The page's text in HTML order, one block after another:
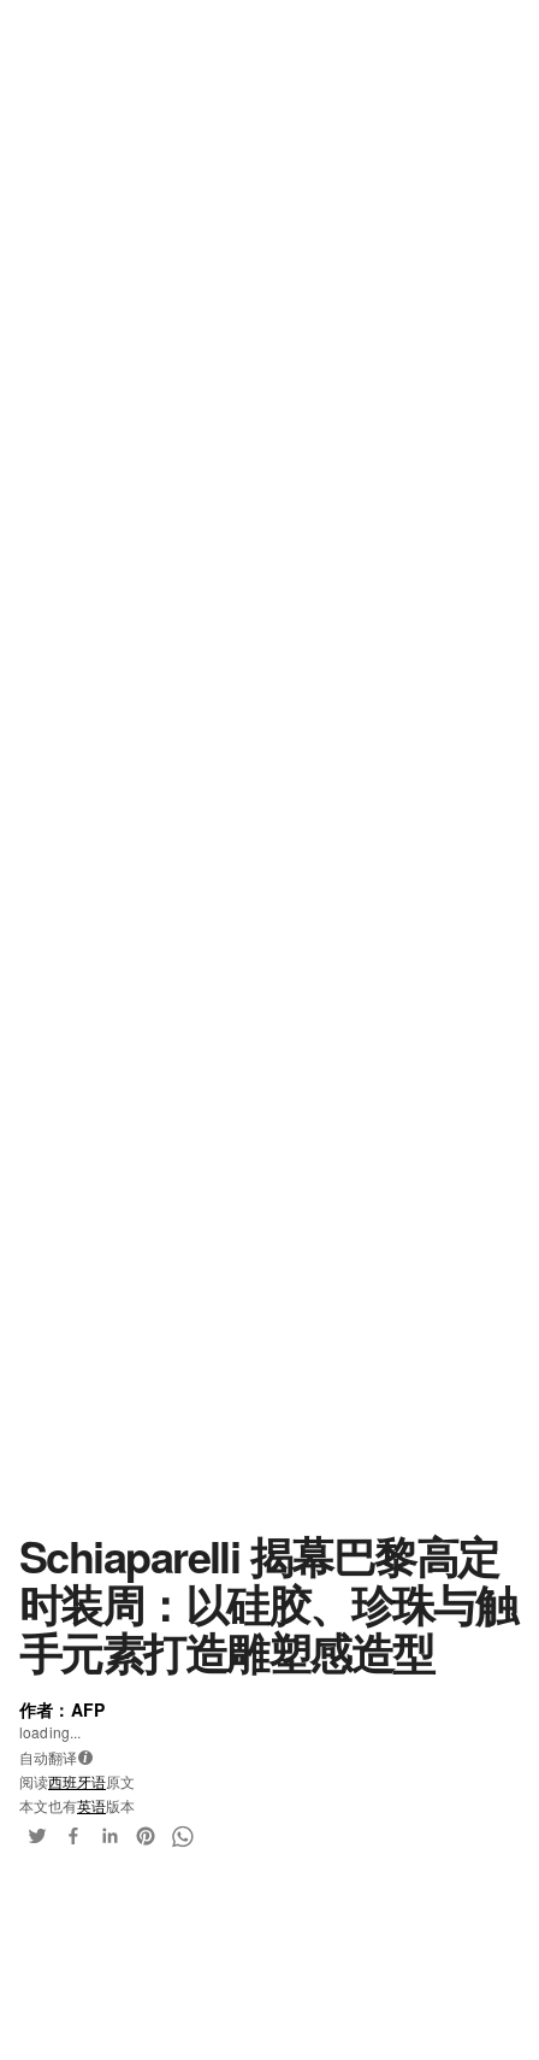
Schiaparelli 揭幕巴黎高定
时装周：以硅胶、珍珠与触
手元素打造雕塑感造型
作者：AFP
loading...
自动翻译 i
阅读西班牙语原文
本文也有英语版本